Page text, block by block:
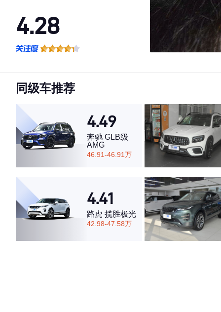
4.28
·空间表现一般，低于98%同级车
同级车推荐
4.49
奔驰 GLB级
AMG
46.91-46.91万
4.41
路虎 揽胜极光
42.98-47.58万